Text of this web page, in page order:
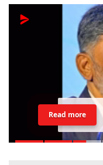
Read more